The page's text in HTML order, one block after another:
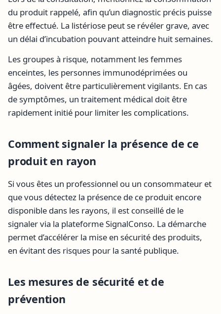
du produit rappelé, afin qu’un diagnostic précis puisse
être effectué. La listériose peut se révéler grave, avec
un délai d’incubation pouvant atteindre huit semaines.
Les groupes à risque, notamment les femmes
enceintes, les personnes immunodéprimées ou
âgées, doivent être particulièrement vigilants. En cas
de symptômes, un traitement médical doit être
rapidement initié pour limiter les complications.
Comment signaler la présence de ce
produit en rayon
Si vous êtes un professionnel ou un consommateur et
que vous détectez la présence de ce produit encore
disponible dans les rayons, il est conseillé de le
signaler via la plateforme SignalConso. La démarche
permet d’accélérer la mise en sécurité des produits,
en évitant des risques pour la santé publique.
Les mesures de sécurité et de
prévention